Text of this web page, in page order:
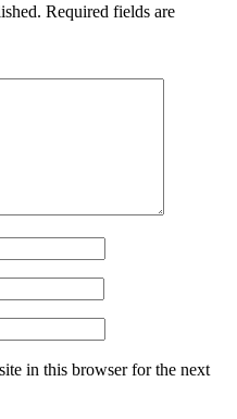
Required fields are
in this browser for the next